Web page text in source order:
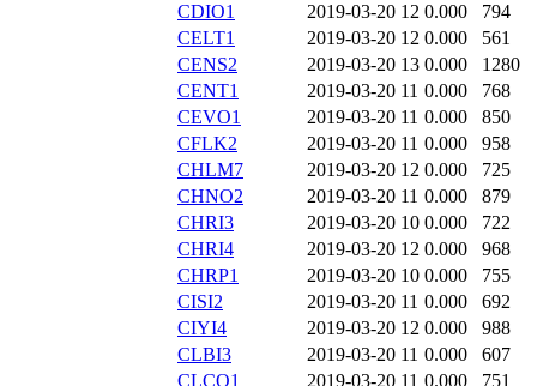
CDIO1
2019-03-20 12 0.000
794
CELT1
2019-03-20 12 0.000
561
CENS2
2019-03-20 13 0.000
1280
CENT1
2019-03-20 11 0.000
768
CEVO1
2019-03-20 11 0.000
850
CFLK2
2019-03-20 11 0.000
958
CHLM7
2019-03-20 12 0.000
725
CHNO2
2019-03-20 11 0.000
879
CHRI3
2019-03-20 10 0.000
722
CHRI4
2019-03-20 12 0.000
968
CHRP1
2019-03-20 10 0.000
755
CISI2
2019-03-20 11 0.000
692
CIYI4
2019-03-20 12 0.000
988
CLBI3
2019-03-20 11 0.000
607
CLCO1
2019-03-20 11 0.000 751